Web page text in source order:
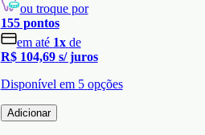
ou troque por
155pontos
em até 1x de
R$ 104,69 s/ juros
Disponível em 5 opções
Adicionar